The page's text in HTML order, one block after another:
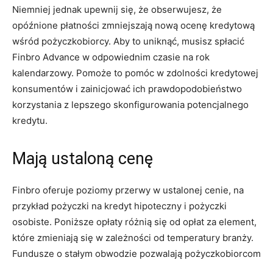
Niemniej jednak upewnij się, że obserwujesz, że
opóźnione płatności zmniejszają nową ocenę kredytową
wśród pożyczkobiorcy. Aby to uniknąć, musisz spłacić
Finbro Advance w odpowiednim czasie na rok
kalendarzowy. Pomoże to pomóc w zdolności kredytowej
konsumentów i zainicjować ich prawdopodobieństwo
korzystania z lepszego skonfigurowania potencjalnego
kredytu.
Mają ustaloną cenę
Finbro oferuje poziomy przerwy w ustalonej cenie, na
przykład pożyczki na kredyt hipoteczny i pożyczki
osobiste. Poniższe opłaty różnią się od opłat za element,
które zmieniają się w zależności od temperatury branży.
Fundusze o stałym obwodzie pozwalają pożyczkobiorcom